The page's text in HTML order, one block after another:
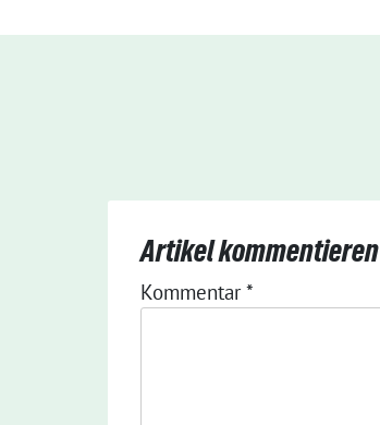
Artikel kommentieren
Kommentar*